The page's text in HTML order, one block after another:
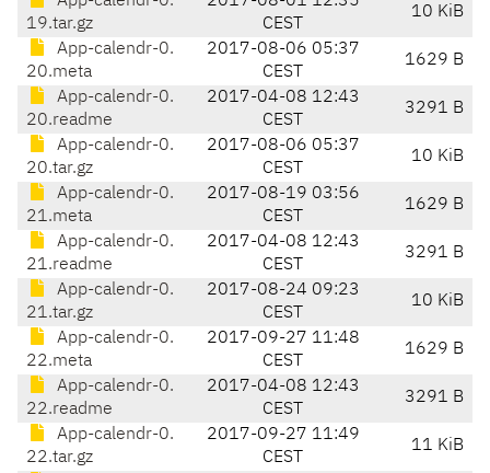
19.tar.gz
CEST
10 KiB
App-calendr-0.
20.meta
2017-08-06 05:37
CEST
1629 B
App-calendr-0.
20.readme
2017-04-08 12:43
CEST
3291 B
App-calendr-0.
20.tar.gz
2017-08-06 05:37
CEST
10 KiB
App-calendr-0.
21.meta
2017-08-19 03:56
CEST
1629 B
App-calendr-0.
21.readme
2017-04-08 12:43
CEST
3291 B
App-calendr-0.
21.tar.gz
2017-08-24 09:23
CEST
10 KiB
App-calendr-0.
22.meta
2017-09-27 11:48
CEST
1629 B
App-calendr-0.
22.readme
2017-04-08 12:43
CEST
3291 B
App-calendr-0.
22.tar.gz
2017-09-27 11:49
CEST
11 KiB